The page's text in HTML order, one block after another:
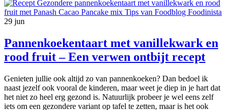
29 jun
Pannenkoekentaart met vanillekwark en
rood fruit – Een verwen ontbijt recept
Genieten jullie ook altijd zo van pannenkoeken? Dan bedoel ik
naast jezelf ook vooral de kinderen, maar weet je diep in je hart dat
het niet zo heel erg gezond is. Natuurlijk probeer je wel eens zelf
iets om een gezondere variant op tafel te zetten, maar is het ook